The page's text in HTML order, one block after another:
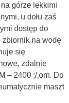
górze lekkimi
u dołu zaś
dostęp do
zbiornik na wodę
się
zdalnie
– 2400 ;/,om. Do
maszt